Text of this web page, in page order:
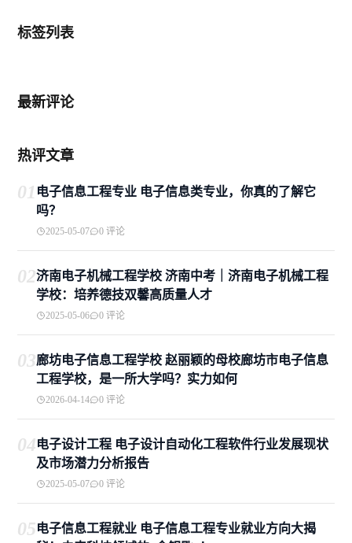
标签列表
最新评论
热评文章
01 电子信息工程专业 电子信息类专业，你真的了解它
吗？
2025-05-07 0 评论
02济南电子机械工程学校 济南中考｜济南电子机械工程
学校：培养德技双馨高质量人才
2025-05-06 0 评论
03廊坊电子信息工程学校 赵丽颖的母校廊坊市电子信息
工程学校，是一所大学吗？实力如何
2026-04-14 0 评论
04电子设计工程 电子设计自动化工程软件行业发展现状
及市场潜力分析报告
2025-05-07 0 评论
05电子信息工程就业 电子信息工程专业就业方向大揭